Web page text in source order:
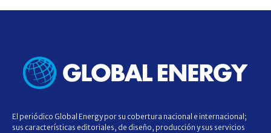
El periódico Global Energy por su cobertura nacional e internacional;
sus características editoriales, de diseño, producción y sus servicios